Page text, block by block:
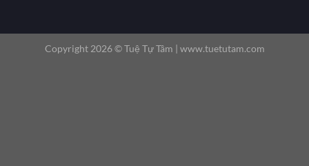
Copyright 2026 ©Tuệ Tự Tâm | www.tuetutam.com